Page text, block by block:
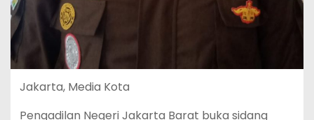
Jakarta, Media Kota
Pengadilan Negeri Jakarta Barat buka sidang